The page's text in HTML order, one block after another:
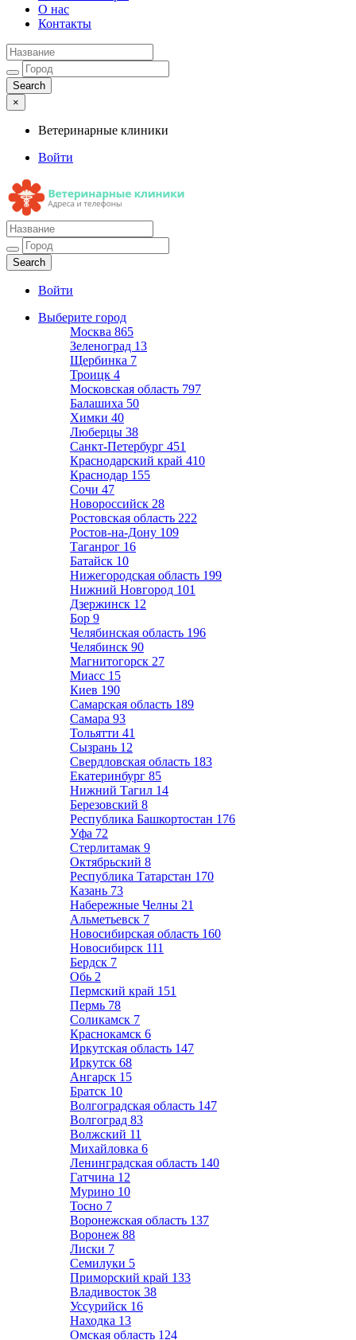
О нас
Контакты
×
Ветеринарные клиники
Войти
Ветеринарные клиники
Адреса и телефоны
Войти
Выберите город
Москва 865
Зеленоград 13
Щербинка 7
Троицк 4
Московская область 797
Балашиха 50
Химки 40
Люберцы 38
Санкт-Петербург 451
Краснодарский край 410
Краснодар 155
Сочи 47
Новороссийск 28
Ростовская область 222
Ростов-на-Дону 109
Таганрог 16
Батайск 10
Нижегородская область 199
Нижний Новгород 101
Дзержинск 12
Бор 9
Челябинская область 196
Челябинск 90
Магнитогорск 27
Миасс 15
Киев 190
Самарская область 189
Самара 93
Тольятти 41
Сызрань 12
Свердловская область 183
Екатеринбург 85
Нижний Тагил 14
Березовский 8
Республика Башкортостан 176
Уфа 72
Стерлитамак 9
Октябрьский 8
Республика Татарстан 170
Казань 73
Набережные Челны 21
Альметьевск 7
Новосибирская область 160
Новосибирск 111
Бердск 7
Обь 2
Пермский край 151
Пермь 78
Соликамск 7
Краснокамск 6
Иркутская область 147
Иркутск 68
Ангарск 15
Братск 10
Волгоградская область 147
Волгоград 83
Волжский 11
Михайловка 6
Ленинградская область 140
Гатчина 12
Мурино 10
Тосно 7
Воронежская область 137
Воронеж 88
Лиски 7
Семилуки 5
Приморский край 133
Владивосток 38
Уссурийск 16
Находка 13
Омская область 124